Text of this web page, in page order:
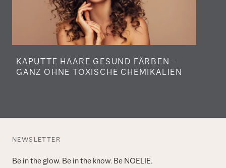
KAPUTTE HAARE GESUND FÄRBEN -
GANZ OHNE TOXISCHE CHEMIKALIEN
NEWSLETTER
Be in the glow. Be in the know. Be NOELIE.